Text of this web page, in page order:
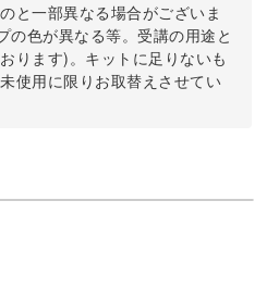
と一部異なる場合がございま
の色が異なる等。受講の用途と
ります)。キットに足りないも
使用に限りお取替えさせてい